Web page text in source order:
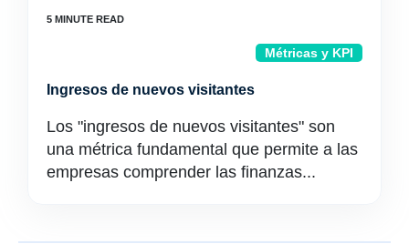
Métricas y KPI
Ingresos de nuevos visitantes
Los "ingresos de nuevos visitantes" son
una métrica fundamental que permite a las
empresas comprender las finanzas...